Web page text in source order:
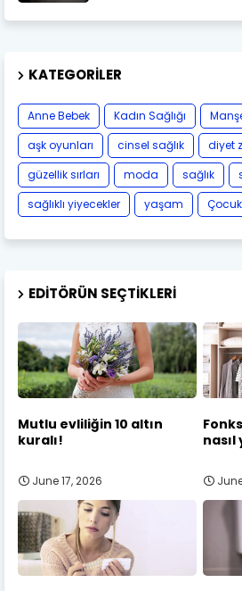
KATEGORILER
Anne Bebek Kadın Sağlığı
aşk oyunları
cinsel sağlık
diyet
güzellik sırları
moda sağlık
sağlıklı yiyecekler
yaşam Çocuk
EDITÖRÜN SEÇTIKLERI
Mutlu evliliğin 10 altın
kuralı!
June 17, 2026
nasıl